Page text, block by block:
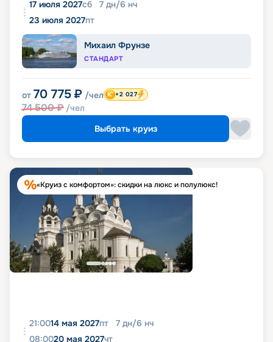
17 июля 2027сб 7 дн/6 нч
23 июля 2027пт
Михаил Фрунзе
СТАНДАРТ
от 70 775 ₽ /чел
74 500₽ /чел
+2 027
Выбрать круиз
«Круиз с комфортом»: скидки на люкс и полулюкс!
21:0014 мая 2027пт 7 дн/6 нч
08:0020 мая 2027чт